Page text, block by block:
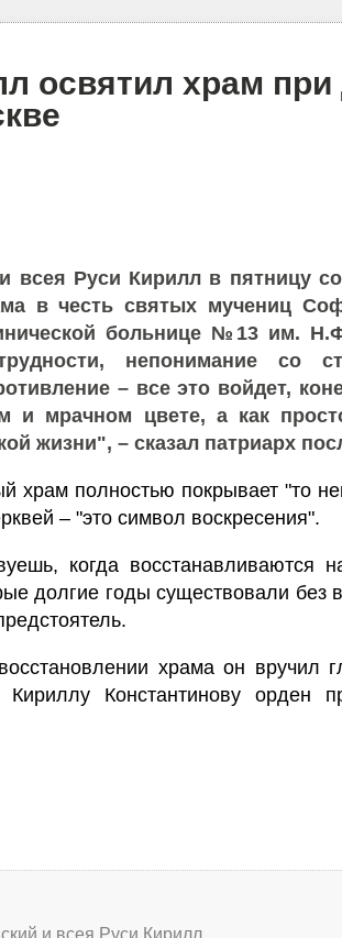
освятил храм при
всея Руси Кирилл в пятницу
в честь святых мучениц
больнице №13 им.
непонимание со
– все это войдет,
и мрачном цвете, а как
жизни", – сказал патриарх
храм полностью покрывает "то
– "это символ воскресения".
когда восстанавливаются
долгие годы существовали без
храма он вручил
Кириллу Константинову орден
и всея Руси Кирилл